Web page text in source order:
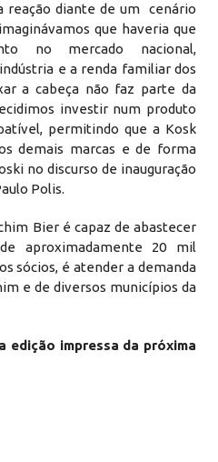
reação diante de um cenário
que haveria que
no mercado nacional,
e a renda familiar dos
a cabeça não faz parte da
investir num produto
permitindo que a Kosk
demais marcas e de forma
no discurso de inauguração
Polis.
Bier é capaz de abastecer
aproximadamente 20 mil
sócios, é atender a demanda
e de diversos municípios da
edição impressa da próxima